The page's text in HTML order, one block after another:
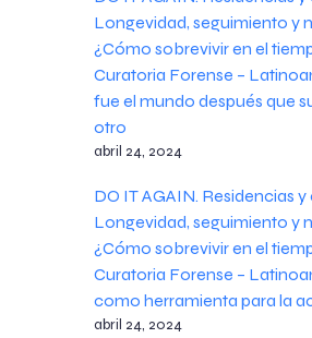
Longevidad, seguimiento y
¿Cómo sobrevivir en el
Curatoria Forense –
fue el mundo después que
otro
abril 24, 2024
DO IT AGAIN. Residencias
Longevidad, seguimiento y
¿Cómo sobrevivir en el
Curatoria Forense –
como herramienta para la
abril 24, 2024